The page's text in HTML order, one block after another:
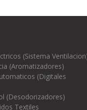
(Sistema
(Aromatizadores)
(Digitales
(Desodorizadores)
Textiles